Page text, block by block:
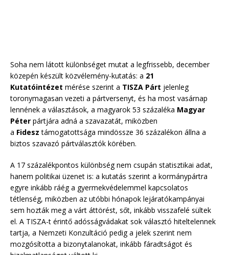
Soha nem látott különbséget mutat a legfrissebb, december
közepén készült közvélemény-kutatás: a 21
Kutatóintézet mérése szerint a TISZA Párt jelenleg
toronymagasan vezeti a pártversenyt, és ha most vasárnap
lennének a választások, a magyarok 53 százaléka Magyar
Péter pártjára adná a szavazatát, miközben
a Fidesz támogatottsága mindössze 36 százalékon állna a
biztos szavazó pártválasztók körében.
A 17 százalékpontos különbség nem csupán statisztikai adat,
hanem politikai üzenet is: a kutatás szerint a kormánypártra
egyre inkább ráég a gyermekvédelemmel kapcsolatos
tétlenség, miközben az utóbbi hónapok lejáratókampányai
sem hozták meg a várt áttörést, sőt, inkább visszafelé sültek
el. A TISZA-t érintő adósságvádakat sok választó hiteltelennek
tartja, a Nemzeti Konzultáció pedig a jelek szerint nem
mozgósította a bizonytalanokat, inkább fáradtságot és